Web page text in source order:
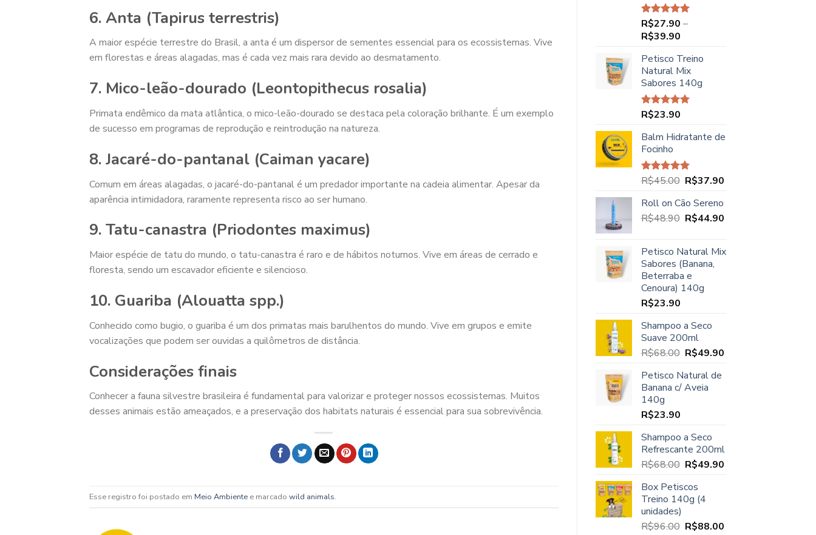
6. Anta (Tapirus terrestris)
A maior espécie terrestre do Brasil, a anta é um dispersor de sementes essencial para os ecossistemas. Vive
em florestas e áreas alagadas, mas é cada vez mais rara devido ao desmatamento.
7. Mico-leão-dourado (Leontopithecus rosalia)
Primata endêmico da mata atlântica, o mico-leão-dourado se destaca pela coloração brilhante. É um exemplo
de sucesso em programas de reprodução e reintrodução na natureza.
8. Jacaré-do-pantanal (Caiman yacare)
Comum em áreas alagadas, o jacaré-do-pantanal é um predador importante na cadeia alimentar. Apesar da
aparência intimidadora, raramente representa risco ao ser humano.
9. Tatu-canastra (Priodontes maximus)
Maior espécie de tatu do mundo, o tatu-canastra é raro e de hábitos noturnos. Vive em áreas de cerrado e
floresta, sendo um escavador eficiente e silencioso.
10. Guariba (Alouatta spp.)
Conhecido como bugio, o guariba é um dos primatas mais barulhentos do mundo. Vive em grupos e emite
vocalizações que podem ser ouvidas a quilômetros de distância.
Considerações finais
Conhecer a fauna silvestre brasileira é fundamental para valorizar e proteger nossos ecossistemas. Muitos
desses animais estão ameaçados, e a preservação dos habitats naturais é essencial para sua sobrevivência.
Esse registro foi postado em Meio Ambiente e marcado wild animals.
Avaliação
5.00de 5
R$27.90 –
R$39.90Faixa
preço:
R$27.90
através
R$39.90
Petisco Treino
Natural Mix
Sabores 140g
Avaliação
R$23.90
Balm Hidratante de
Focinho
Avaliação
R$45.00 O
original
era:
R$37.90
Roll on Cão Sereno
R$48.90 O
era:
R$48.90.
R$44.90
é:
Petisco Natural Mix
Sabores (Banana,
Beterraba e
Cenoura) 140g
R$23.90
Shampoo a Seco
Suave 200ml
R$68.00 O
original
era:
R$49.90
Petisco Natural de
Banana c/ Aveia
140g
R$23.90
Shampoo a Seco
Refrescante 200ml
R$68.00 O
original
era:
R$49.90
Box Petiscos
Treino 140g (4
unidades)
R$96.00 O
R$88.00